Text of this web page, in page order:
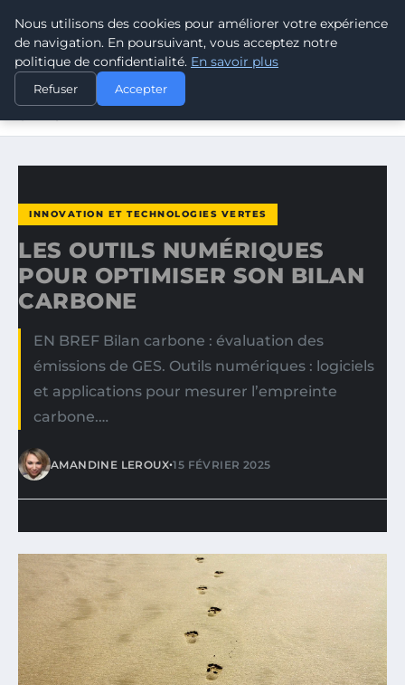
CLIMATE GUARDIAN
ACCUEIL
INNOVATION ET TECHNOLOGIES VERTES
LES OUTILS NUMÉRIQUES POUR OPTIMISER SON BILAN
INNOVATION ET TECHNOLOGIES VERTES
LES OUTILS NUMÉRIQUES
POUR OPTIMISER SON BILAN
CARBONE
EN BREF Bilan carbone : évaluation des
émissions de GES. Outils numériques : logiciels
et applications pour mesurer l’empreinte
carbone.…
AMANDINE LEROUX•15 FÉVRIER 2025
Nous utilisons des cookies pour améliorer votre expérience
de navigation. En poursuivant, vous acceptez notre
politique de confidentialité. En savoir plus
Refuser Accepter